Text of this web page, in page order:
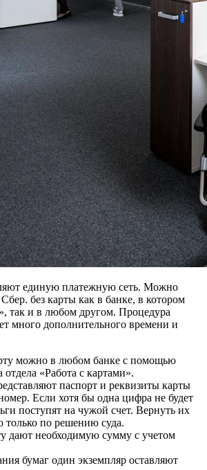
единую платежную сеть. Можно
без карты как в банке, в котором
так и в любом другом. Процедура
много дополнительного времени и
можно в любом банке с помощью
отдела «Работа с картами».
паспорт и реквизиты карты
Если хотя бы одна цифра не будет
поступят на чужой счет. Вернуть их
только по решению суда.
дают необходимую сумму с учетом
бумаг один экземпляр оставляют